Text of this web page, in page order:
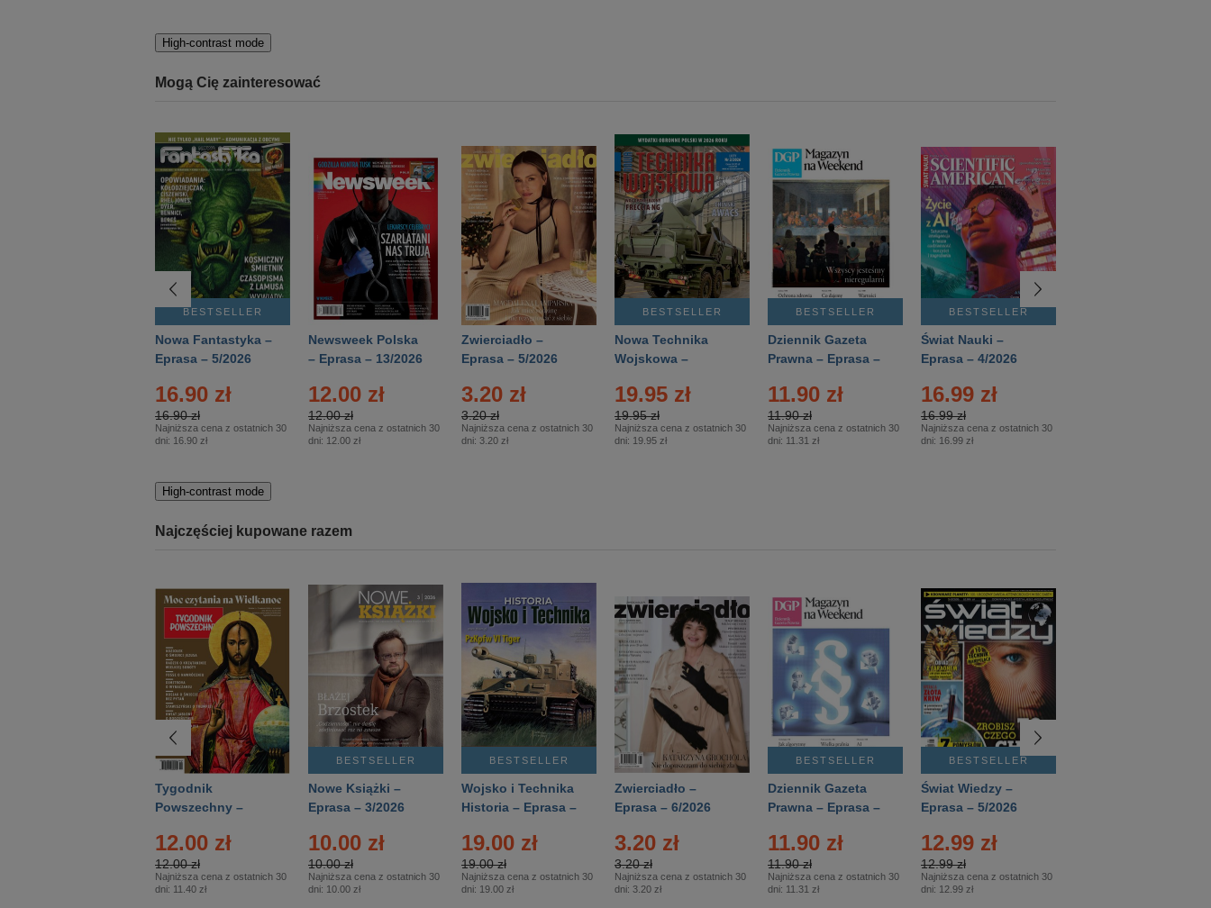
High-contrast mode
Mogą Cię zainteresować
BESTSELLER
Nowa Fantastyka –
Eprasa – 5/2026
16.90 zł
16.90 zł
Najniższa cena z ostatnich 30
dni: 16.90 zł
Newsweek Polska
– Eprasa – 13/2026
12.00 zł
12.00 zł
Najniższa cena z ostatnich 30
dni: 12.00 zł
Zwierciadło –
Eprasa – 5/2026
3.20 zł
3.20 zł
Najniższa cena z ostatnich 30
dni: 3.20 zł
BESTSELLER
Nowa Technika
Wojskowa –
19.95 zł
19.95 zł
Najniższa cena z ostatnich 30
dni: 19.95 zł
BESTSELLER
Dziennik Gazeta
Prawna – Eprasa –
11.90 zł
11.90 zł
Najniższa cena z ostatnich 30
dni: 11.31 zł
BESTSELLER
Świat Nauki –
Eprasa – 4/2026
16.99 zł
16.99 zł
Najniższa cena z ostatnich 30
dni: 16.99 zł
High-contrast mode
Najczęściej kupowane razem
Tygodnik
Powszechny –
12.00 zł
12.00 zł
Najniższa cena z ostatnich 30
dni: 11.40 zł
BESTSELLER
Nowe Książki –
Eprasa – 3/2026
10.00 zł
10.00 zł
Najniższa cena z ostatnich 30
dni: 10.00 zł
BESTSELLER
Wojsko i Technika
Historia – Eprasa –
19.00 zł
19.00 zł
Najniższa cena z ostatnich 30
dni: 19.00 zł
Zwierciadło –
Eprasa – 6/2026
3.20 zł
3.20 zł
Najniższa cena z ostatnich 30
dni: 3.20 zł
BESTSELLER
Dziennik Gazeta
Prawna – Eprasa –
11.90 zł
11.90 zł
Najniższa cena z ostatnich 30
dni: 11.31 zł
BESTSELLER
Świat Wiedzy –
Eprasa – 5/2026
12.99 zł
12.99 zł
Najniższa cena z ostatnich 30
dni: 12.99 zł